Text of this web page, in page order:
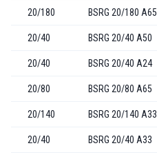
20/180 BSRG 20/180 A65
20/40 BSRG 20/40 A50
20/40 BSRG 20/40 A24
20/80 BSRG 20/80 A65
20/140 BSRG 20/140 A33
20/40 BSRG 20/40 A33